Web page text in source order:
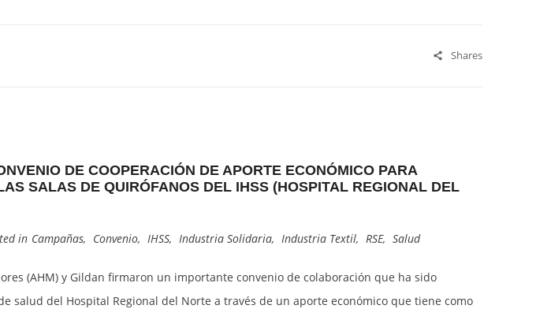
Shares
DE COOPERACIÓN DE APORTE ECONÓMICO PARA
SALAS DE QUIRÓFANOS DEL IHSS (HOSPITAL REGIONAL DEL
in Campañas, Convenio, IHSS, Industria Solidaria, Industria Textil, RSE, Salud
(AHM) y Gildan firmaron un importante convenio de colaboración que ha sido
salud del Hospital Regional del Norte a través de un aporte económico que tiene como